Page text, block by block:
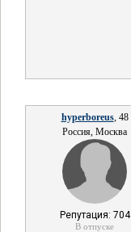
hyperboreus, 48
Россия, Москва
Репутация: 704
В отпуске